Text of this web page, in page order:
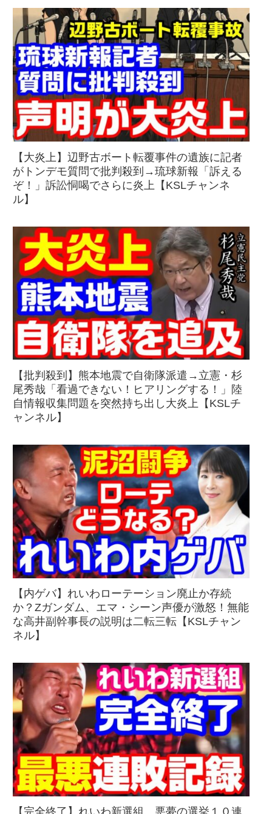
【大炎上】辺野古ボート転覆事件の遺族に記者
がトンデモ質問で批判殺到→琉球新報「訴える
ぞ！」訴訟恫喝でさらに炎上【KSLチャンネ
ル】
【批判殺到】熊本地震で自衛隊派遣→立憲・杉
尾秀哉「看過できない！ヒアリングする！」陸
自情報収集問題を突然持ち出し大炎上【KSLチ
ャンネル】
【内ゲバ】れいわローテーション廃止か存続
か？Zガンダム、エマ・シーン声優が激怒！無能
な高井副幹事長の説明は二転三転【KSLチャン
ネル】